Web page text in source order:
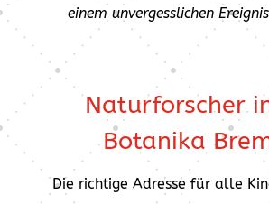
einem unvergesslichen
Naturforscher
Botanika
Die richtige Adresse für alle